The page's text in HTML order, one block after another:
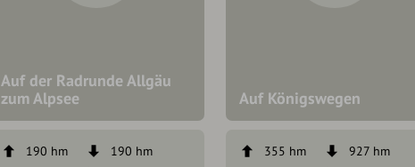
Auf der Radrunde Allgäu
zum Alpsee
190 hm
190 hm
Auf Königswegen
355 hm
927 hm